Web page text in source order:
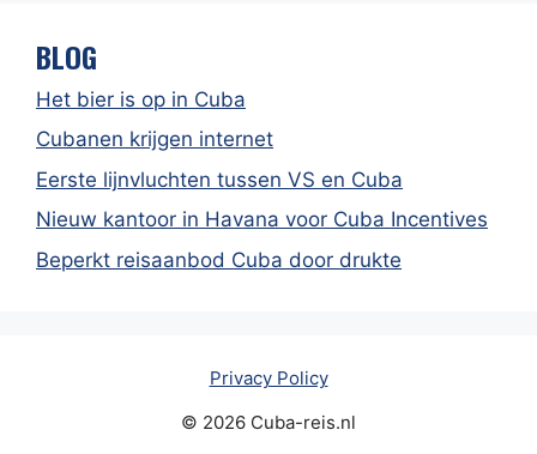
BLOG
Het bier is op in Cuba
Cubanen krijgen internet
Eerste lijnvluchten tussen VS en Cuba
Nieuw kantoor in Havana voor Cuba Incentives
Beperkt reisaanbod Cuba door drukte
Privacy Policy
© 2026 Cuba-reis.nl